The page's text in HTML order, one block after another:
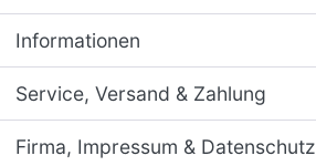
Informationen
Service, Versand & Zahlung
Firma, Impressum & Datenschutz